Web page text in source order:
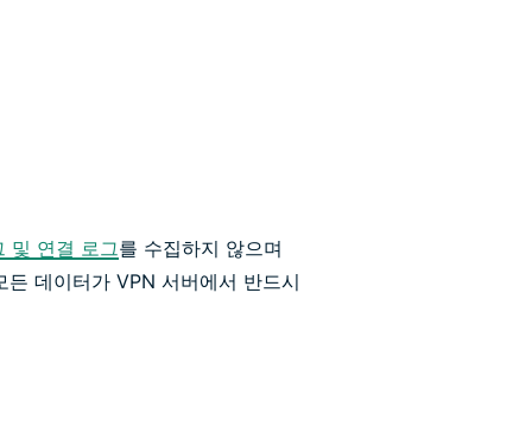
및 연결 로그를 수집하지 않으며
든 데이터가 VPN 서버에서 반드시